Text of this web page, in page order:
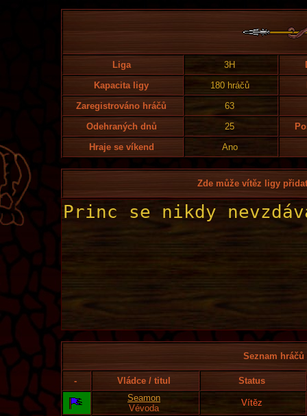
Liga 3H
Kapacita ligy
180 hráčů
Zaregistrováno hráčů
63
Odehraných dnů
25
Hraje se víkend
Ano
Zde může vítěz ligy
Seznam
- Vládce / titul
Status
Seamon
Vévoda
Vítěz